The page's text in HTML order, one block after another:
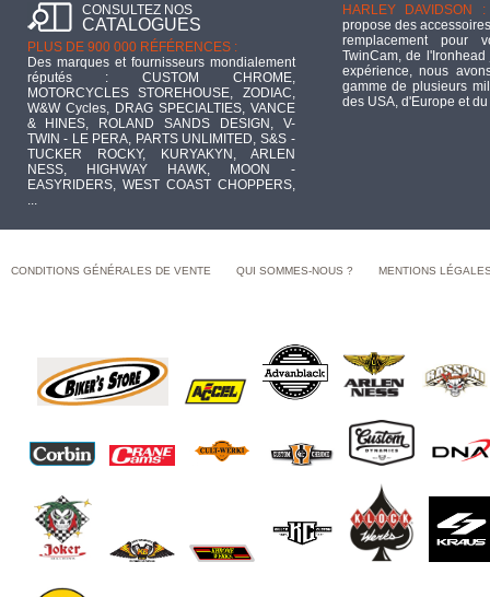
CONSULTEZ NOS
CATALOGUES
PLUS DE 900 000 RÉFÉRENCES :
Des marques et fournisseurs mondialement
réputés : CUSTOM CHROME,
MOTORCYCLES STOREHOUSE, ZODIAC,
W&W Cycles, DRAG SPECIALTIES, VANCE
& HINES, ROLAND SANDS DESIGN, V-
TWIN - LE PERA, PARTS UNLIMITED, S&S -
TUCKER ROCKY, KURYAKYN, ARLEN
NESS, HIGHWAY HAWK, MOON -
EASYRIDERS, WEST COAST CHOPPERS,
HARLEY DAVIDSON :
propose des
remplacement pour
TwinCam, de
expérience, nous
gamme de plusieurs
des USA, d'Europe et
CONDITIONS GÉNÉRALES DE VENTE QUI SOMMES-NOUS ? MENTIONS